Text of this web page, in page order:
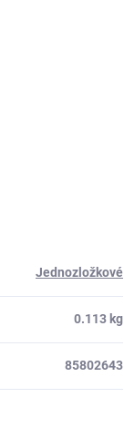
Jednozložkové
0.113 kg
85802643